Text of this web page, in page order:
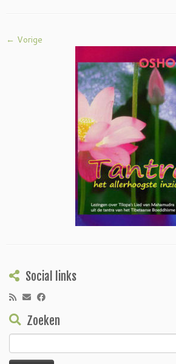
← Vorige
Social links
Zoeken
naar: